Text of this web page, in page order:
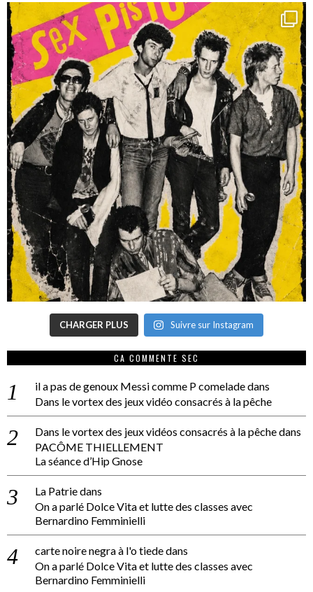
CHARGER PLUS Suivre sur Instagram
CA COMMENTE SEC
il a pas de genoux Messi comme P comeladedans
Dans le vortex des jeux vidéo consacrés à la pêche
Dans le vortex des jeux vidéos consacrés à la pêchedans
PACÔME THIELLEMENT
La séance d’Hip Gnose
La Patriedans
On a parlé Dolce Vita et lutte des classes avec
Bernardino Femminielli
carte noire negra à l'o tiededans
On a parlé Dolce Vita et lutte des classes avec
Bernardino Femminielli